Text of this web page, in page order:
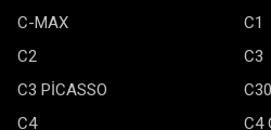
C-MAX
C1
C2
C3
C3 PİCASSO
C30
C4
C4